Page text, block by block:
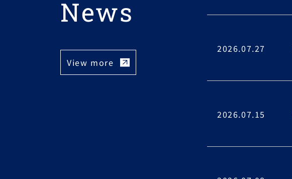
News
View more
2026.07.27
2026.07.15